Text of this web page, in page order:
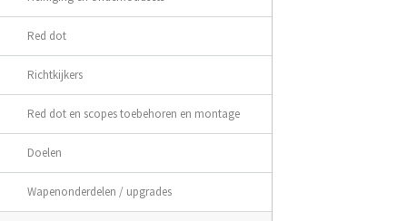
Red dot
Richtkijkers
Red dot en scopes toebehoren en montage
Doelen
Wapenonderdelen / upgrades